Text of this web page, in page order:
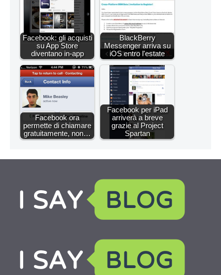
Facebook: gli acquisti
su App Store
diventano in-app
BlackBerry
Messenger arriva su
iOS entro l'estate
Facebook ora
permette di chiamare
gratuitamente, non…
Facebook per iPad
arriverà a breve
grazie al Project
Spartan